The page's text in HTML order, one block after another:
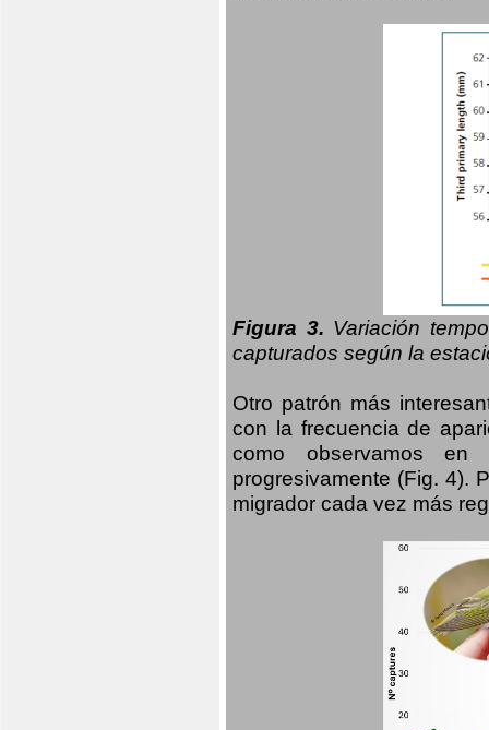
Figura 3. Variación
capturados según la
Otro patrón más
con la frecuencia de
como observamos en
progresivamente (Fig. 4).
migrador cada vez más